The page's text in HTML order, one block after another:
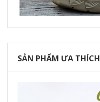
SẢN PHẨM ƯA THÍCH